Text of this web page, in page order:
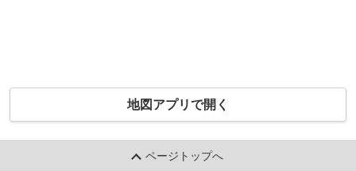
地図アプリで開く
ページトップへ